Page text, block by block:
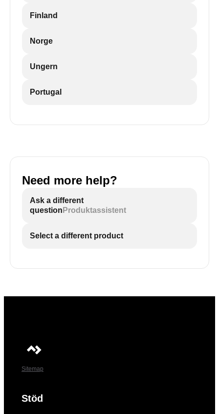
Finland
Norge
Ungern
Portugal
Need more help?
Ask a different
question Produktassistent
Select a different product
Sitemap
Stöd